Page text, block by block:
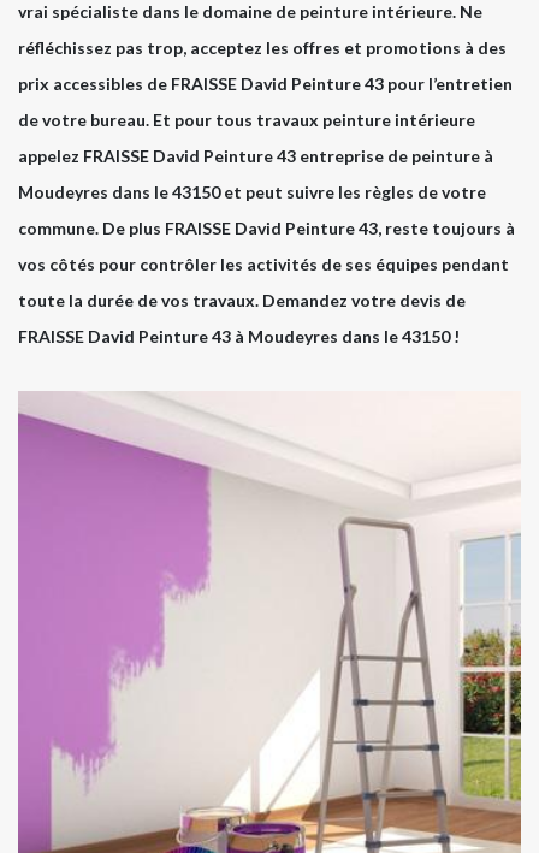
vrai spécialiste dans le domaine de peinture intérieure. Ne
réfléchissez pas trop, acceptez les offres et promotions à des
prix accessibles de FRAISSE David Peinture 43 pour l’entretien
de votre bureau. Et pour tous travaux peinture intérieure
appelez FRAISSE David Peinture 43 entreprise de peinture à
Moudeyres dans le 43150 et peut suivre les règles de votre
commune. De plus FRAISSE David Peinture 43, reste toujours à
vos côtés pour contrôler les activités de ses équipes pendant
toute la durée de vos travaux. Demandez votre devis de
FRAISSE David Peinture 43 à Moudeyres dans le 43150 !